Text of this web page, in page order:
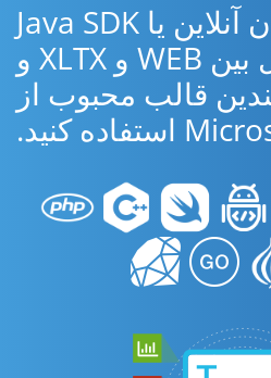
از برنامه رایگان آنلاین یا Java SDK
برای تبدیل بین WEB و XLTX و
قالب محبوب از